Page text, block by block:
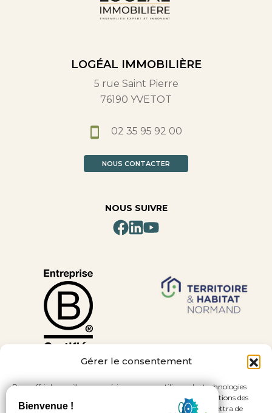
Gérer le consentement
Pour offrir les meilleures expériences, nous utilisons des technologies
telles que les cookies pour stocker et/ou accéder aux informations des
appareils. Le fait de consentir à ces technologies nous permettra de
LOGÉAL IMMOBILIÈRE
5 rue Saint Pierre
76190 YVETOT
02 35 95 92 00
NOUS CONTACTER
NOUS SUIVRE